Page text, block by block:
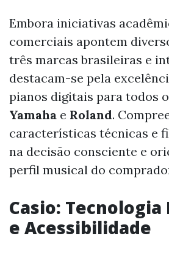
Embora iniciativas
comerciais apontem
três marcas brasileiras e
destacam-se pela
pianos digitais para todos
Yamaha e Roland.
características técnicas e
na decisão consciente e
perfil musical do
Casio:
e Acessibilidade